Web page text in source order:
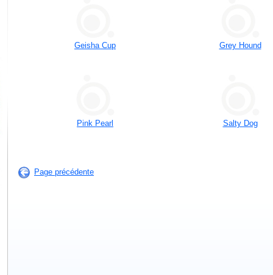
Geisha Cup Grey Hound
Pink Pearl Salty Dog
Page précédente